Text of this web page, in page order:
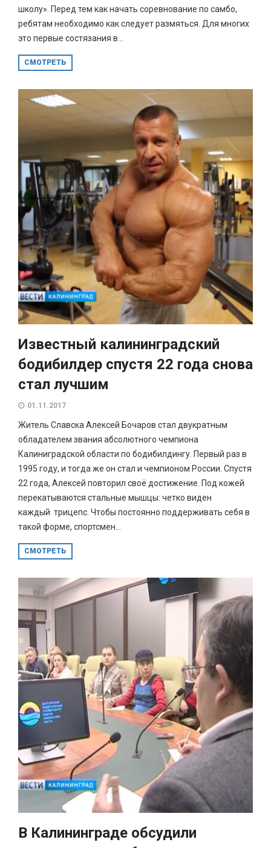
школу». Перед тем как начать соревнование по самбо,
ребятам необходимо как следует размяться. Для многих
это первые состязания в...
СМОТРЕТЬ
Известный калининградский
бодибилдер спустя 22 года снова
стал лучшим
01.11.2017
Житель Славска Алексей Бочаров стал двукратным
обладателем звания абсолютного чемпиона
Калиниградской области по бодибилдингу. Первый раз в
1995 году, и тогда же он стал и чемпионом России. Спустя
22 года, Алексей повторил своё достижение. Под кожей
перекатываются стальные мышцы: четко виден
каждый трицепс. Чтобы постоянно поддерживать себя в
такой форме, спортсмен...
СМОТРЕТЬ
В Калининграде обсудили